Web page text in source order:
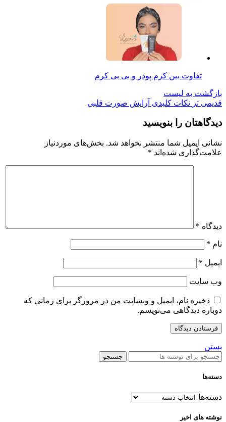
تفاوت بین کرم پودر و بی بی کرم
بازگشت به لیست
قدیمی تر نکات کلیدی آرایش صورت قلبی
دیدگاهتان را بنویسید
نشانی ایمیل شما منتشر نخواهد شد. بخش‌های موردنیاز
علامت‌گذاری شده‌اند *
دیدگاه *
نام *
ایمیل *
وب‌ سایت
ذخیره نام، ایمیل و وبسایت من در مرورگر برای زمانی که
دوباره دیدگاهی می‌نویسم.
بستن
جستجو
دسته‌ها
دسته‌ها
نوشته های اخیر